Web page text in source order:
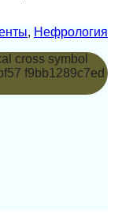
, Нефрология